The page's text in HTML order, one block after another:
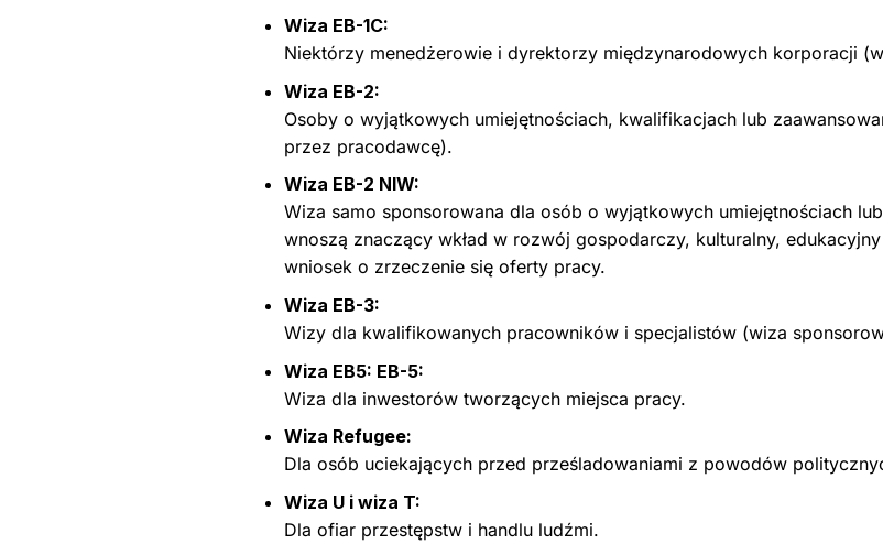
Wiza EB-1C:
Niektórzy menedżerowie i dyrektorzy międzynarodowych korporacji
Wiza EB-2:
Osoby o wyjątkowych umiejętnościach, kwalifikacjach lub
przez pracodawcę).
Wiza EB-2 NIW:
Wiza samo sponsorowana dla osób o wyjątkowych umiejętnościach
wnoszą znaczący wkład w rozwój gospodarczy, kulturalny,
wniosek o zrzeczenie się oferty pracy.
Wiza EB-3:
Wizy dla kwalifikowanych pracowników i specjalistów (wiza
Wiza EB5: EB-5:
Wiza dla inwestorów tworzących miejsca pracy.
Wiza Refugee:
Dla osób uciekających przed prześladowaniami z powodów
Wiza U i wiza T:
Dla ofiar przestępstw i handlu ludźmi.